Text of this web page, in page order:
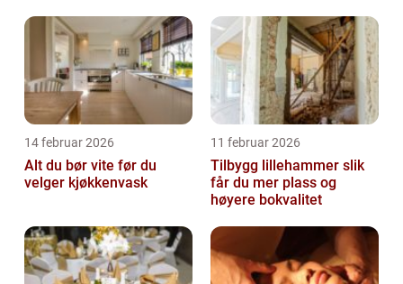
14 februar 2026
Alt du bør vite før du
velger kjøkkenvask
11 februar 2026
Tilbygg lillehammer slik
får du mer plass og
høyere bokvalitet